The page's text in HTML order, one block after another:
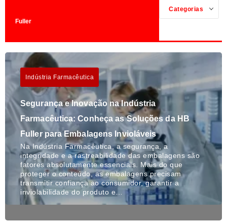
Fuller
Categorias
Indústria Farmacêutica
Segurança e Inovação na Indústria
Farmacêutica: Conheça as Soluções da HB
Fuller para Embalagens Invioláveis
Na Indústria Farmacêutica, a segurança, a
integridade e a rastreabilidade das embalagens são
fatores absolutamente essenciais. Mais do que
proteger o conteúdo, as embalagens precisam
transmitir confiança ao consumidor, garantir a
inviolabilidade do produto e…